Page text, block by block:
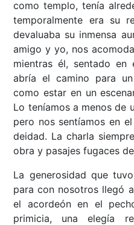
como templo, tenía
temporalmente era su
devaluaba su inmensa
amigo y yo, nos
mientras él, sentado
abría el camino para
como estar en un
Lo teníamos a menos de
pero nos sentíamos en
deidad. La charla
obra y pasajes fugaces
La generosidad que
para con nosotros llegó
el acordeón en el
primicia, una elegía